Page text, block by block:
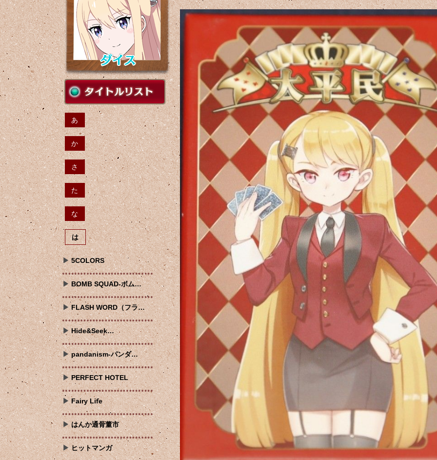
あ
か
さ
た
な
は
5COLORS
BOMB SQUAD-ボム…
FLASH WORD（フラ…
Hide&Seek…
pandanism-パンダ…
PERFECT HOTEL
Fairy Life
はんか通骨董市
ヒットマンガ